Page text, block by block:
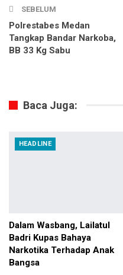
SEBELUM
Polrestabes Medan
Tangkap Bandar Narkoba,
BB 33 Kg Sabu
Baca Juga:
HEADLINE
Dalam Wasbang, Lailatul
Badri Kupas Bahaya
Narkotika Terhadap Anak
Bangsa